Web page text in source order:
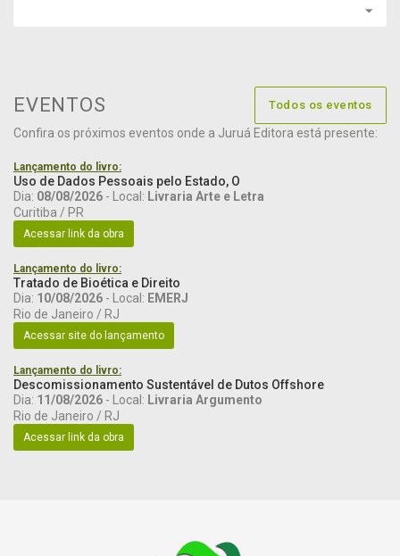
EVENTOS Todos os eventos
Confira os próximos eventos onde a Juruá Editora está presente:
Lançamento do livro:
Uso de Dados Pessoais pelo Estado, O
Dia: 08/08/2026 - Local: Livraria Arte e Letra
Curitiba / PR
Acessar link da obra
Lançamento do livro:
Tratado de Bioética e Direito
Dia: 10/08/2026 - Local: EMERJ
Rio de Janeiro / RJ
Acessar site do lançamento
Lançamento do livro:
Descomissionamento Sustentável de Dutos Offshore
Dia: 11/08/2026 - Local: Livraria Argumento
Rio de Janeiro / RJ
Acessar link da obra